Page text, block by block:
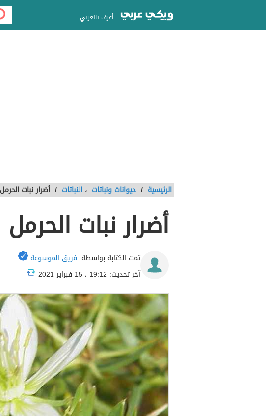
أعرف بالعربي
الرئيسية / حيوانات ونباتات ، النباتات / أضرار نبات الحرمل
أضرار نبات الحرمل
تمت الكتابة بواسطة: فريق الموسوعة
آخر تحديث: 19:12 ، 15 فبراير 2021